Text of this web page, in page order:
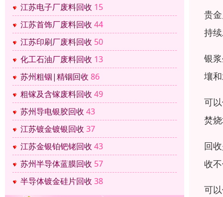
江苏电子厂废料回收 15
江苏首饰厂废料回收 44
江苏印刷厂废料回收 50
化工石油厂废料回收 13
苏州粗铟|精铟回收 86
粗镓及含镓废料回收 49
苏州导电银胶回收 43
江苏镀金镀银回收 37
江苏金银铂钯铑回收 43
苏州半导体蓝膜回收 57
半导体镀金硅片回收 38
贵
持
银
壤
可
焚
回
收
可